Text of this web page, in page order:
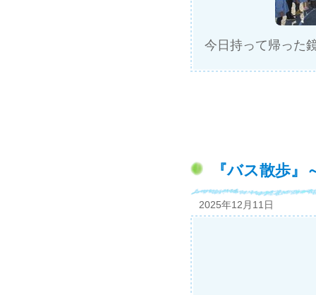
今日持って帰った
『バス散歩
2025年12月11日